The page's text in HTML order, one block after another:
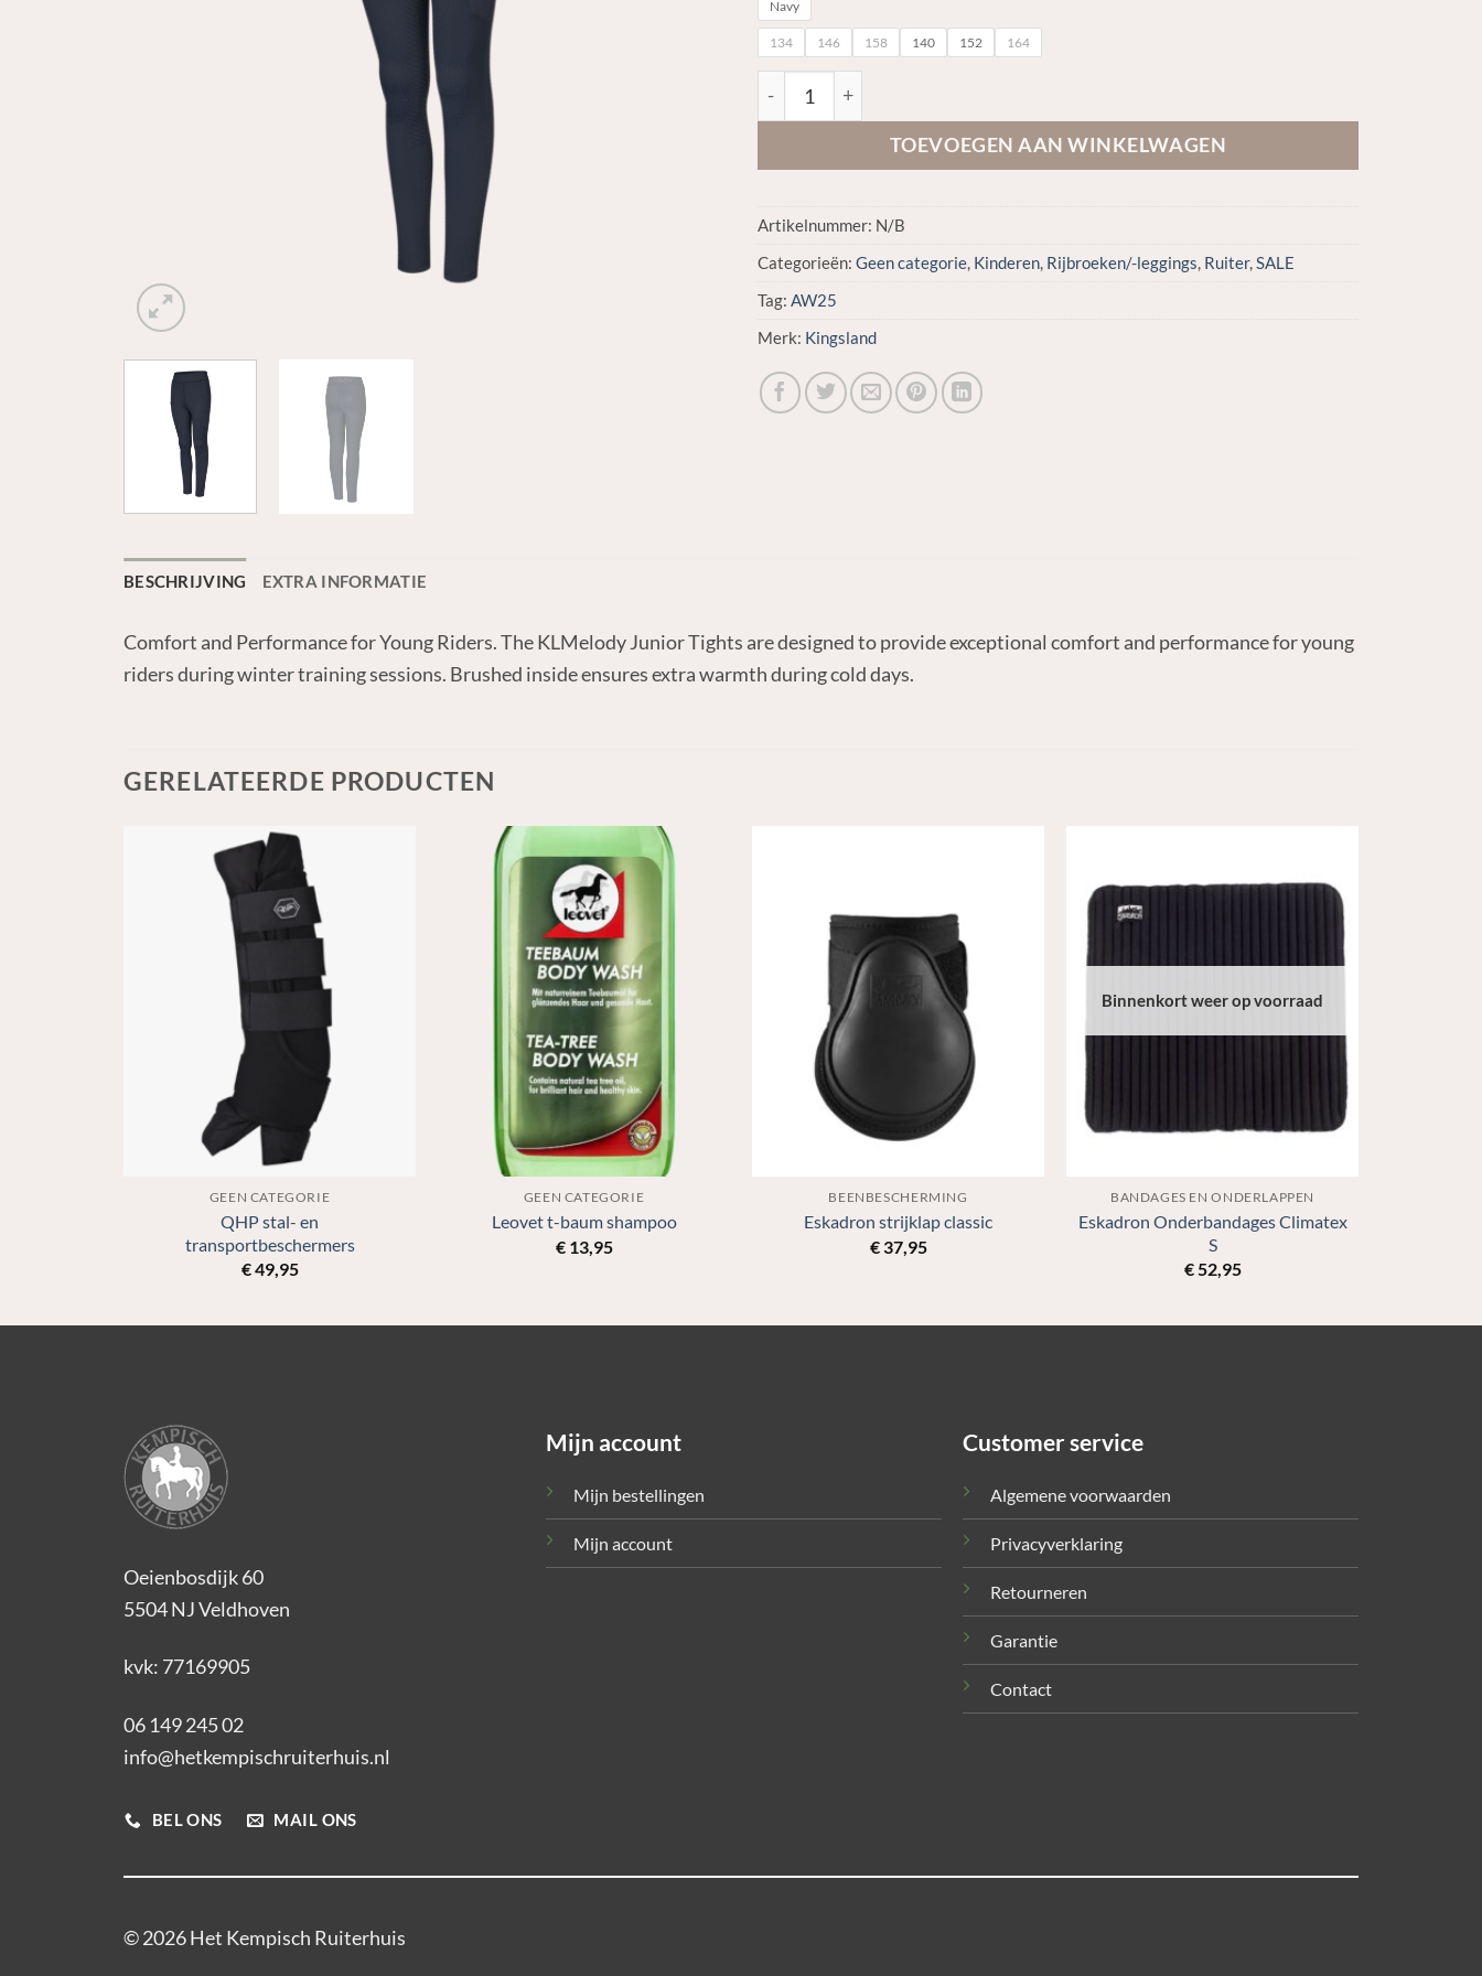
Navy
134 146 158 140 152 164
TOEVOEGEN AAN WINKELWAGEN
Artikelnummer: N/B
Categorieën: Geen categorie, Kinderen, Rijbroeken/-leggings, Ruiter,SALE
Tag: AW25
Merk: Kingsland
BESCHRIJVING EXTRA INFORMATIE
Comfort and Performance for Young Riders. The KLMelody Junior Tights are designed to provide exceptional comfort and performance for young
riders during winter training sessions. Brushed inside ensures extra warmth during cold days.
GERELATEERDE PRODUCTEN
GEEN CATEGORIE
QHP stal- en
transportbeschermers
€49,95
GEEN CATEGORIE
Leovet t-baum shampoo
€13,95
BEENBESCHERMING
Eskadron strijklap classic
€37,95
Binnenkort weer op voorraad
BANDAGES EN ONDERLAPPEN
Eskadron Onderbandages Climatex
S
€52,95
Oeienbosdijk 60
5504 NJ Veldhoven
kvk: 77169905
06 149 245 02
info@hetkempischruiterhuis.nl
BEL ONS MAIL ONS
Mijn account
Mijn bestellingen
Mijn account
Customer service
Algemene voorwaarden
Privacyverklaring
Retourneren
Garantie
Contact
© 2026 Het Kempisch Ruiterhuis